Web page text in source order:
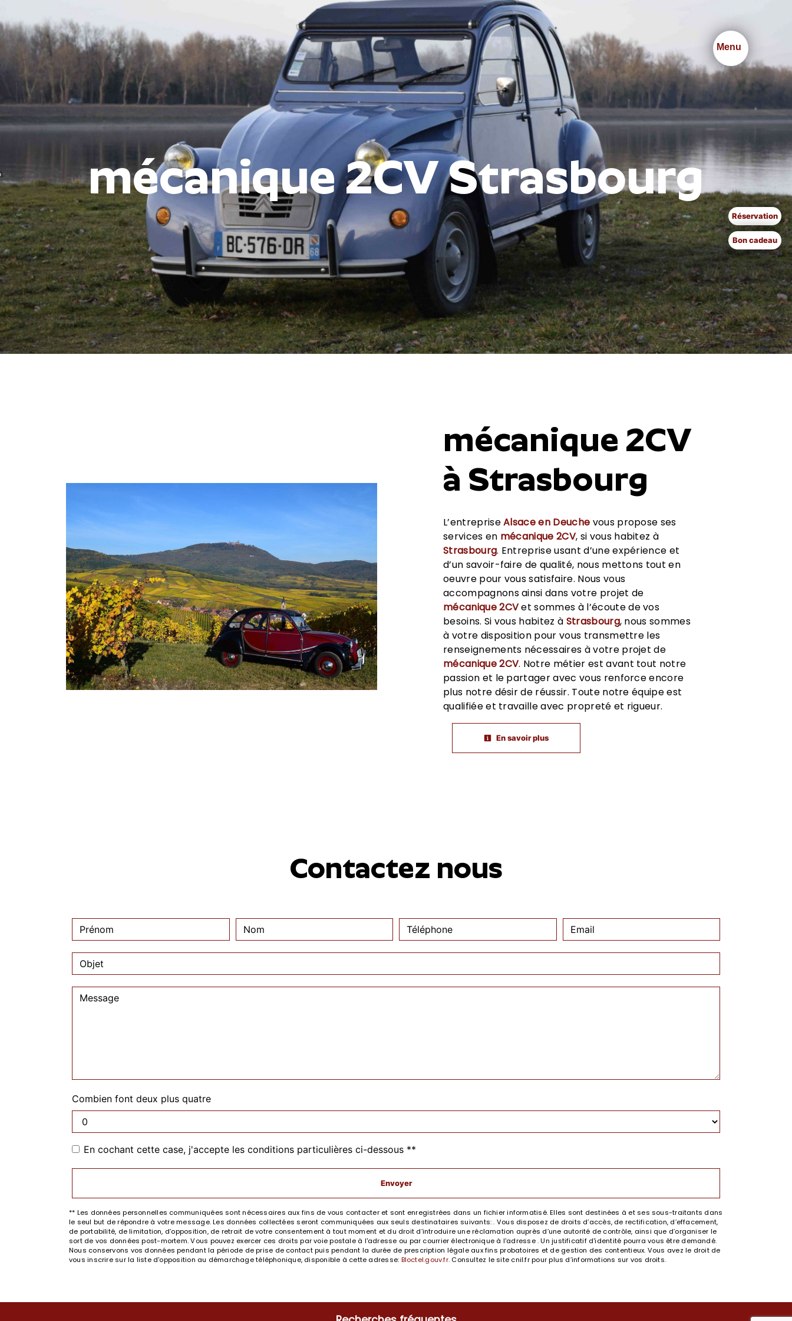
Menu
mécanique 2CV Strasbourg
mécanique 2CV
à Strasbourg
L’entrepriseAlsace en Deuche vous propose ses
services en mécanique 2CV, si vous habitez à
Strasbourg. Entreprise usant d’une expérience et
d’un savoir-faire de qualité, nous mettons tout en
oeuvre pour vous satisfaire. Nous vous
accompagnons ainsi dans votre projet de
mécanique 2CVet sommes à l’écoute de vos
besoins. Si vous habitez à Strasbourg, nous sommes
à votre disposition pour vous transmettre les
renseignements nécessaires à votre projet de
mécanique 2CV. Notre métier est avant tout notre
passion et le partager avec vous renforce encore
plus notre désir de réussir. Toute notre équipe est
qualifiée et travaille avec propreté et rigueur.
En savoir plus
Contactez nous
Combien font deux plus quatre
En cochant cette case, j'accepte les conditions particulières ci-dessous **
Envoyer
** Les données personnelles communiquées sont nécessaires aux fins de vous contacter et sont enregistrées dans un fichier informatisé. Elles sont destinées à et ses sous-traitants dans
le seul but de répondre à votre message. Les données collectées seront communiquées aux seuls destinataires suivants: . Vous disposez de droits d’accès, de rectification, d’effacement,
de portabilité, de limitation, d’opposition, de retrait de votre consentement à tout moment et du droit d’introduire une réclamation auprès d’une autorité de contrôle, ainsi que d’organiser le
sort de vos données post-mortem. Vous pouvez exercer ces droits par voie postale à l'adresse ou par courrier électronique à l'adresse . Un justificatif d'identité pourra vous être demandé.
Nous conservons vos données pendant la période de prise de contact puis pendant la durée de prescription légale aux fins probatoires et de gestion des contentieux. Vous avez le droit de
vous inscrire sur la liste d'opposition au démarchage téléphonique, disponible à cette adresse: Bloctel.gouv.fr. Consultez le site cnil.fr pour plus d’informations sur vos droits.
Réservation
Bon cadeau